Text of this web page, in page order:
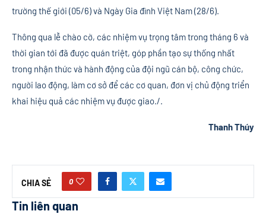
trường thế giới (05/6) và Ngày Gia đình Việt Nam (28/6).
Thông qua lễ chào cờ, các nhiệm vụ trọng tâm trong tháng 6 và
thời gian tới đã được quán triệt, góp phần tạo sự thống nhất
trong nhận thức và hành động của đội ngũ cán bộ, công chức,
người lao động, làm cơ sở để các cơ quan, đơn vị chủ động triển
khai hiệu quả các nhiệm vụ được giao./.
Thanh Thúy
CHIA SẺ 0
Tin liên quan